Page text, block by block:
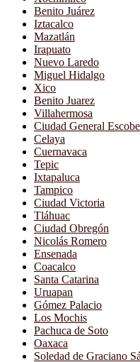
Benito Juárez
Iztacalco
Mazatlán
Irapuato
Nuevo Laredo
Miguel Hidalgo
Xico
Benito Juarez
Villahermosa
Ciudad General
Celaya
Cuernavaca
Tepic
Ixtapaluca
Tampico
Ciudad Victoria
Tláhuac
Ciudad Obregón
Nicolás Romero
Ensenada
Coacalco
Santa Catarina
Uruapan
Gómez Palacio
Los Mochis
Pachuca de Soto
Oaxaca
Soledad de Graciano